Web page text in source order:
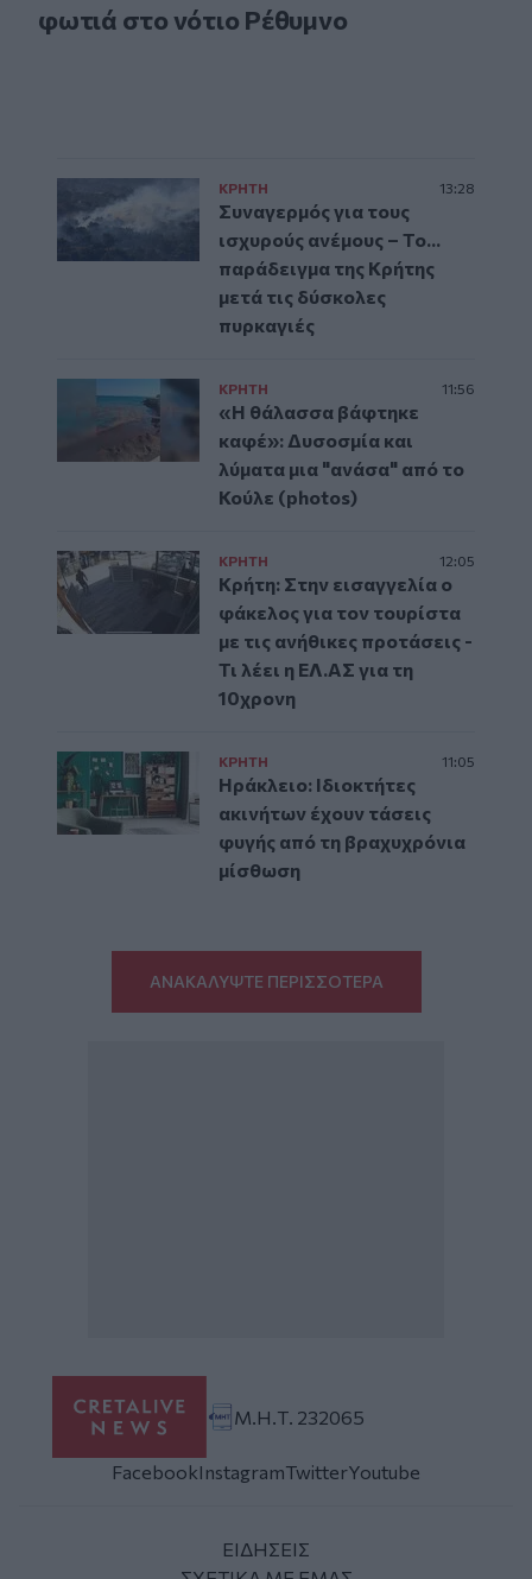
φωτιά στο νότιο Ρέθυμνο
ΚΡΗΤΗ 13:28
Συναγερμός για τους
ισχυρούς ανέμους – Το...
παράδειγμα της Κρήτης
μετά τις δύσκολες
πυρκαγιές
ΚΡΗΤΗ 11:56
«Η θάλασσα βάφτηκε
καφέ»: Δυσοσμία και
λύματα μια "ανάσα" από το
Κούλε (photos)
ΚΡΗΤΗ 12:05
Κρήτη: Στην εισαγγελία ο
φάκελος για τον τουρίστα
με τις ανήθικες προτάσεις -
Τι λέει η ΕΛ.ΑΣ για τη
10χρονη
ΚΡΗΤΗ 11:05
Ηράκλειο: Ιδιοκτήτες
ακινήτων έχουν τάσεις
φυγής από τη βραχυχρόνια
μίσθωση
ΑΝΑΚΑΛΥΨΤΕ ΠΕΡΙΣΣΟΤΕΡΑ
Μ.Η.Τ. 232065
FacebookInstagramTwitterYoutube
ΕΙΔΗΣΕΙΣ